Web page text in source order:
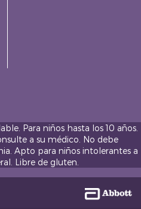
Para niños hasta los 10 años.
a su médico. No debe
Apto para niños intolerantes a
Libre de gluten.